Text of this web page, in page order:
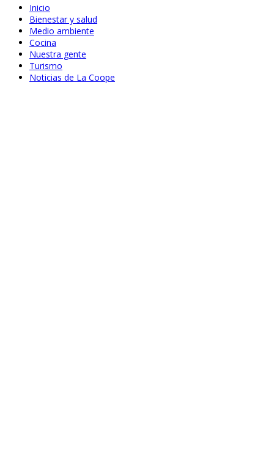
Inicio
Bienestar y salud
Medio ambiente
Cocina
Nuestra gente
Turismo
Noticias de La Coope